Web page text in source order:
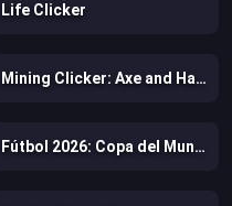
Life Clicker
Mining Clicker: Axe and Hammer
Fútbol 2026: Copa del Mundo